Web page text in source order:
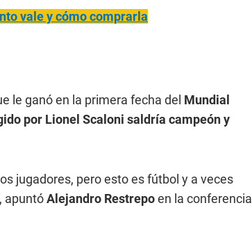
vale y cómo comprarla
le ganó en la primera fecha del Mundial
por Lionel Scaloni saldría campeón y
jugadores, pero esto es fútbol y a veces
apuntóAlejandro Restrepoen la conferencia